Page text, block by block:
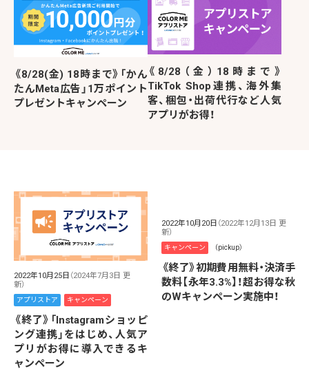
《8/28(金) 18時まで》「かん
たんMeta広告」1万ポイント
プレゼントキャンペーン
《8/28（金）18時まで》
TikTok Shop連携、海外集
客、梱包・出荷代行など人気
アプリがお得！
2022年10月25日 （2024年7月3日 更
新）
アプリストア キャンペーン
《終了》「Instagramショッピ
ング連携」をはじめ、人気ア
プリがお得に導入できるキ
ャンペーン
2022年10月20日 （2022年12月13日 更
新）
キャンペーン （pickup）
《終了》初期費用無料・決済手
数料【永年3.3%】！超お得な秋
のWキャンペーン実施中！